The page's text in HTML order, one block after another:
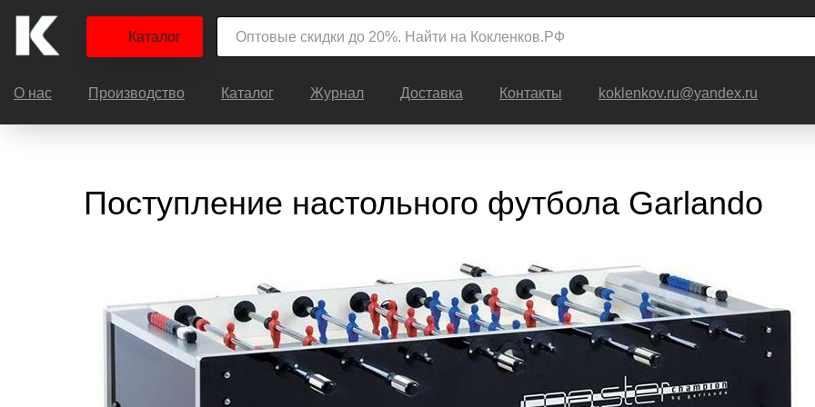
Каталог
О нас Производство Каталог Журнал Доставка Контакты koklenkov.ru@yandex.ru
Поступление настольного футбола Garlando